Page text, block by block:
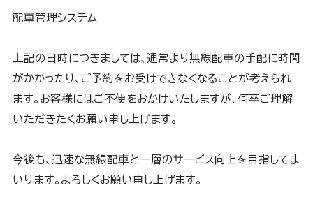
配車管理システム
上記の日時につきましては、通常より無線配車の手配に時間
がかかったり、ご予約をお受けできなくなることが考えられ
ます。お客様にはご不便をおかけいたしますが、何卒ご理解
いただきたくお願い申し上げます。
今後も、迅速な無線配車と一層のサービス向上を目指してま
いります。よろしくお願い申し上げます。